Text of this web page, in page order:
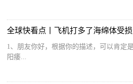
1、朋友你好，根据你的描述，可以肯定
阳痿...